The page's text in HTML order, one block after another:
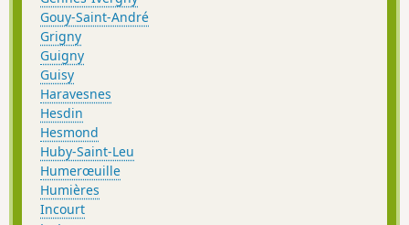
Gouy-Saint-André
Grigny
Guigny
Guisy
Haravesnes
Hesdin
Hesmond
Huby-Saint-Leu
Humerœuille
Humières
Incourt